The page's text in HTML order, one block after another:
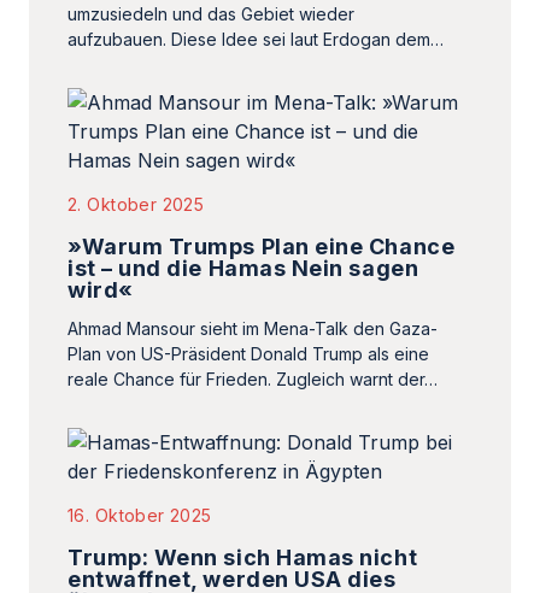
umzusiedeln und das Gebiet wieder
aufzubauen. Diese Idee sei laut Erdogan dem…
2. Oktober 2025
»Warum Trumps Plan eine Chance
ist – und die Hamas Nein sagen
wird«
Ahmad Mansour sieht im Mena-Talk den Gaza-
Plan von US-Präsident Donald Trump als eine
reale Chance für Frieden. Zugleich warnt der…
16. Oktober 2025
Trump: Wenn sich Hamas nicht
entwaffnet, werden USA dies